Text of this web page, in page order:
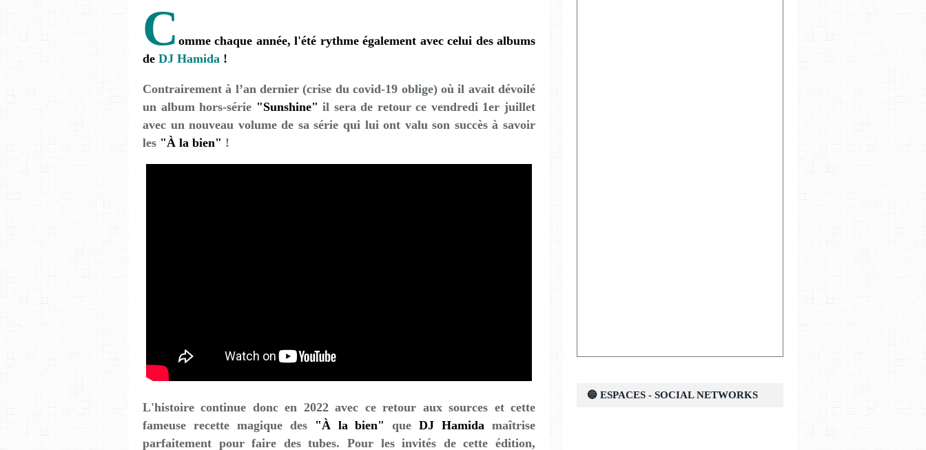
C omme chaque année, l'été rythme également avec celui des albums
de DJ Hamida !
Contrairement à l’an dernier (crise du covid-19 oblige) où il avait dévoilé
un album hors-série "Sunshine" il sera de retour ce vendredi 1er juillet
avec un nouveau volume de sa série qui lui ont valu son succès à savoir
les "À la bien" !
L'histoire continue donc en 2022 avec ce retour aux sources et cette
fameuse recette magique des
"À la bien"queDJ Hamida maîtrise
parfaitement pour faire des tubes. Pour les invités de cette édition,
🔵 ESPACES - SOCIAL NETWORKS